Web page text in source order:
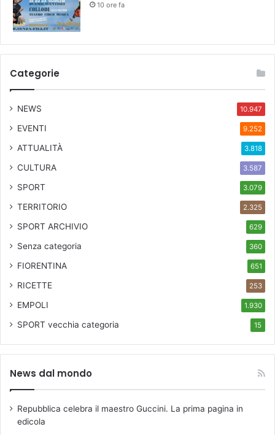
10 ore fa
Categorie
NEWS 10.947
EVENTI 9.252
ATTUALITÀ 3.818
CULTURA 3.587
SPORT 3.079
TERRITORIO 2.325
SPORT ARCHIVIO 629
Senza categoria 360
FIORENTINA 651
RICETTE 253
EMPOLI 1.930
SPORT vecchia categoria 15
News dal mondo
Repubblica celebra il maestro Guccini. La prima pagina in
edicola